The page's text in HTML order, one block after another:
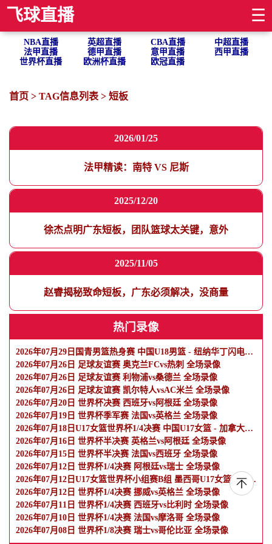
飞球直播 ☰
NBA直播 英超直播 CBA直播
中超直播
法甲直播
德甲直播 意甲直播
西甲直播
世界杯直播
欧洲杯直播 欧冠直播
首页 > TAG信息列表 > 短板
2026/01/25
法甲精读：南特 VS 尼斯
2025/12/20
徐杰点明广东短板，团队篮球太关键，意外
2025/11/05
赵睿揭秘致命短板，广东必须解决，没商量
热门录像
2026年07月29日国青男篮热身赛 中国U18男篮 - 纽纳华丁闪电队 全场录像
2026年07月26日 足球友谊赛 奥克兰FCvs热刺 全场录像
2026年07月26日 足球友谊赛 利物浦vs桑德兰 全场录像
2026年07月26日 足球友谊赛 凯尔特人vsAC米兰 全场录像
2026年07月20日 世界杯决赛 西班牙vs阿根廷 全场录像
2026年07月19日 世界杯季军赛 法国vs英格兰 全场录像
2026年07月18日U17女篮世界杯1/4决赛 中国U17女篮 - 加拿大U17女篮 录像
2026年07月16日 世界杯半决赛 英格兰vs阿根廷 全场录像
2026年07月15日 世界杯半决赛 法国vs西班牙 全场录像
2026年07月12日 世界杯1/4决赛 阿根廷vs瑞士 全场录像
2026年07月12日U17女篮世界杯小组赛B组 墨西哥U17女篮 - 中国U17女篮 全场录像
2026年07月12日 世界杯1/4决赛 挪威vs英格兰 全场录像
2026年07月11日 世界杯1/4决赛 西班牙vs比利时 全场录像
2026年07月10日 世界杯1/4决赛 法国vs摩洛哥 全场录像
2026年07月08日 世界杯1/8决赛 瑞士vs哥伦比亚 全场录像